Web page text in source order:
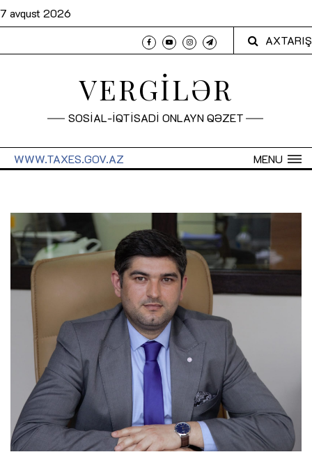
7 avqust 2026
AXTARIŞ
VERGİLƏR
SOSİAL-İQTİSADİ ONLAYN QƏZET
MENU
WWW.TAXES.GOV.AZ